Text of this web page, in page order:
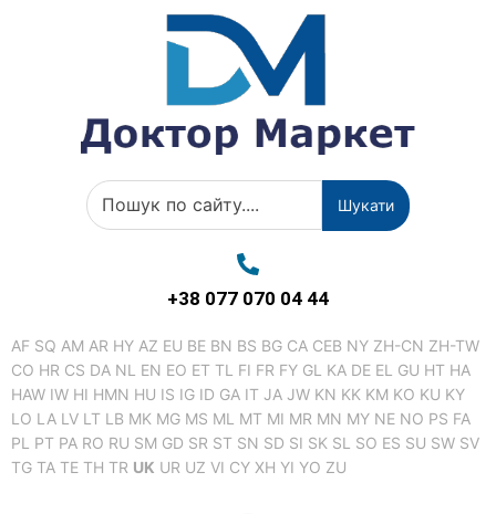
Шукати
+38 077 070 04 44
AF SQ AM AR HY AZ EU BE BN BS BG CA CEB NY ZH-CN ZH-TW
CO HR CS DA NL EN EO ET TL FI FR FY GL KA DE EL GU HT HA
HAW IW HI HMN HU IS IG ID GA IT JA JW KN KK KM KO KU KY
LO LA LV LT LB MK MG MS ML MT MI MR MN MY NE NO PS FA
PL PT PA RO RU SM GD SR ST SN SD SI SK SL SO ES SU SW SV
TG TA TE TH TR UK UR UZ VI CY XH YI YO ZU